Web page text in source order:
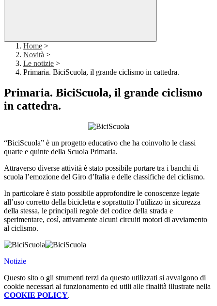
Home >
Novità >
Le notizie >
Primaria. BiciScuola, il grande ciclismo in cattedra.
Primaria. BiciScuola, il grande ciclismo
in cattedra.
“BiciScuola” è un progetto educativo che ha coinvolto le classi
quarte e quinte della Scuola Primaria.
Attraverso diverse attività è stato possibile portare tra i banchi di
scuola l’emozione del Giro d’Italia e delle classifiche del ciclismo.
In particolare è stato possibile approfondire le conoscenze legate
all’uso corretto della bicicletta e soprattutto l’utilizzo in sicurezza
della stessa, le principali regole del codice della strada e
sperimentare, così, attivamente alcuni circuiti motori di avviamento
al ciclismo.
Notizie
Questo sito o gli strumenti terzi da questo utilizzati si avvalgono di
cookie necessari al funzionamento ed utili alle finalità illustrate nella
COOKIE POLICY.